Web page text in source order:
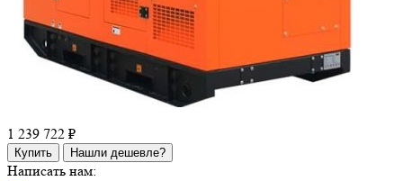
1 239 722 ₽
Купить Нашли дешевле?
Написать нам: